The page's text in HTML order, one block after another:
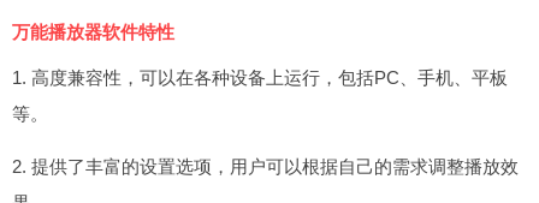
万能播放器软件特性
1. 高度兼容性，可以在各种设备上运行，包括PC、手机、平板
等。
2. 提供了丰富的设置选项，用户可以根据自己的需求调整播放效